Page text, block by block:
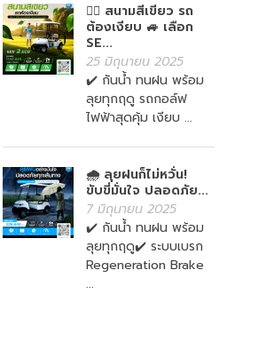
🏌️‍♀️ สนามสีเขียว รถ
ต้องเงียบ 🚙 เลือก
SE...
25 มิถุนายน 2025
✔️ กันน้ำ ทนฝน พร้อม
ลุยทุกฤดู รถกอล์ฟ
ไฟฟ้าสุดคุ้ม เงียบ ...
🌧️ ลุยฝนก็ไม่หวั่น!
ขับขี่มั่นใจ ปลอดภัย...
7 มิถุนายน 2025
✔️ กันน้ำ ทนฝน พร้อม
ลุยทุกฤดู✔️ ระบบเบรก
Regeneration Brake
...